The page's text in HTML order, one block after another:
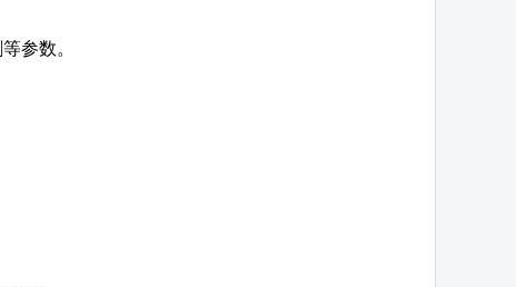
参数。